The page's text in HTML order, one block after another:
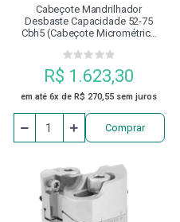
Cabeçote Mandrilhador
Desbaste Capacidade 52-75
Cbh5 (cabeçote Micrométrico
R$ 1.623,30
em até 6x de R$ 270,55 sem juros
Comprar